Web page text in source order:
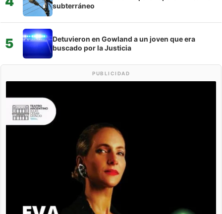
subterráneo
5
Detuvieron en Gowland a un joven que era
buscado por la Justicia
PUBLICIDAD